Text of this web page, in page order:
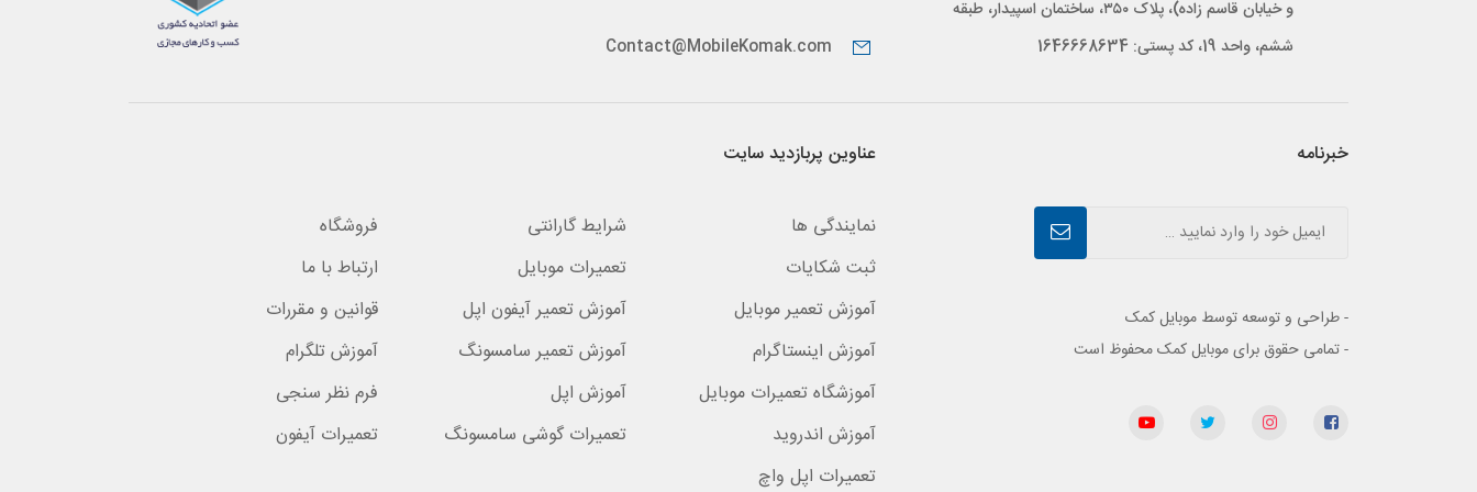
و خیابان قاسم زاده)، پلاک ۳۵۰، ساختمان اسپیدار، طبقه
ششم، واحد 19، کد پستی: 1646668634
Contact@MobileKomak.com
خبرنامه
- طراحی و توسعه توسط موبایل کمک
- تمامی حقوق برای موبایل کمک محفوظ است
عناوین پربازدید سایت
نمایندگی ها شرایط گارانتی
فروشگاه
ثبت شکایات
تعمیرات موبایل
ارتباط با ما
آموزش تعمیر موبایل
آموزش تعمیر آیفون اپل
قوانین و مقررات
آموزش اینستاگرام
آموزش تعمیر سامسونگ
آموزش تلگرام
آموزشگاه تعمیرات موبایل
آموزش اپل
فرم نظر سنجی
آموزش اندروید
تعمیرات گوشی سامسونگ
تعمیرات آیفون
تعمیرات اپل واچ